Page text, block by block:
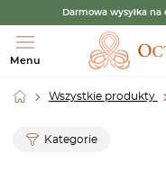
Darmowa wysyłka na
Menu
Wszystkie produkty
Kategorie